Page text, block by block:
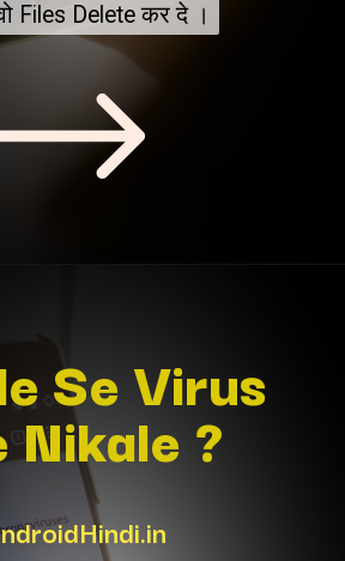
Files Delete कर दे ।
Files Delete कर दे ।
Se Virus
Nikale ?